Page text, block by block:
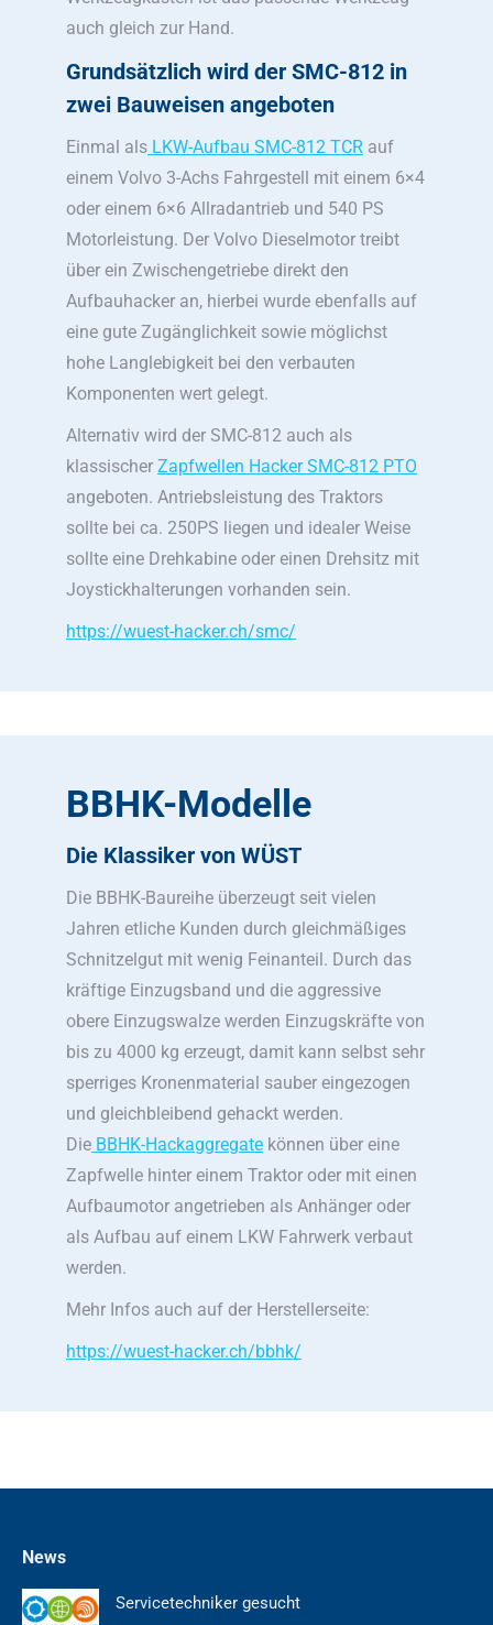
auch gleich zur Hand.
Grundsätzlich wird der SMC-812 in
zwei Bauweisen angeboten
Einmal als LKW-Aufbau SMC-812 TCR auf
einem Volvo 3-Achs Fahrgestell mit einem 6×4
oder einem 6×6 Allradantrieb und 540 PS
Motorleistung. Der Volvo Dieselmotor treibt
über ein Zwischengetriebe direkt den
Aufbauhacker an, hierbei wurde ebenfalls auf
eine gute Zugänglichkeit sowie möglichst
hohe Langlebigkeit bei den verbauten
Komponenten wert gelegt.
Alternativ wird der SMC-812 auch als
klassischer Zapfwellen Hacker SMC-812 PTO
angeboten. Antriebsleistung des Traktors
sollte bei ca. 250PS liegen und idealer Weise
sollte eine Drehkabine oder einen Drehsitz mit
Joystickhalterungen vorhanden sein.
https://wuest-hacker.ch/smc/
BBHK-Modelle
Die Klassiker von WÜST
Die BBHK-Baureihe überzeugt seit vielen
Jahren etliche Kunden durch gleichmäßiges
Schnitzelgut mit wenig Feinanteil. Durch das
kräftige Einzugsband und die aggressive
obere Einzugswalze werden Einzugskräfte von
bis zu 4000 kg erzeugt, damit kann selbst sehr
sperriges Kronenmaterial sauber eingezogen
und gleichbleibend gehackt werden.
Die BBHK-Hackaggregate können über eine
Zapfwelle hinter einem Traktor oder mit einen
Aufbaumotor angetrieben als Anhänger oder
als Aufbau auf einem LKW Fahrwerk verbaut
werden.
Mehr Infos auch auf der Herstellerseite:
https://wuest-hacker.ch/bbhk/
News
Servicetechniker gesucht